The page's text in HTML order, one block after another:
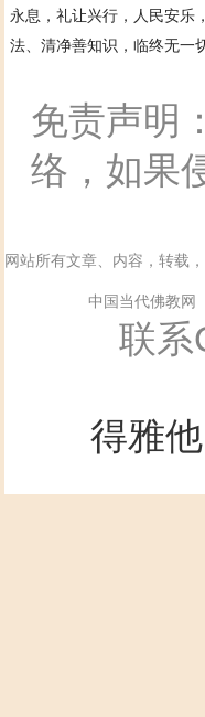
永息，礼让兴行，人民安乐
法、清净善知识，临终无一
免责声明
络，如果
网站所有文章、内容，转载
中国当代佛教网
联系
得雅他